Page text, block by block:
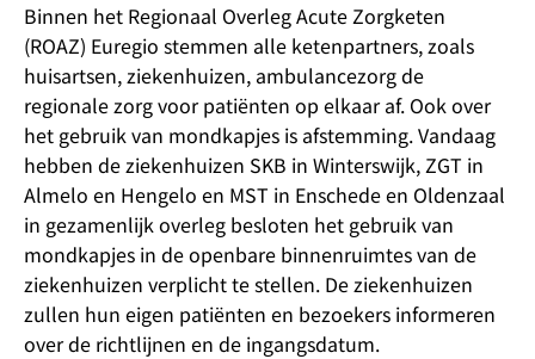
Binnen het Regionaal Overleg Acute Zorgketen
(ROAZ) Euregio stemmen alle ketenpartners, zoals
huisartsen, ziekenhuizen, ambulancezorg de
regionale zorg voor patiënten op elkaar af. Ook over
het gebruik van mondkapjes is afstemming. Vandaag
hebben de ziekenhuizen SKB in Winterswijk, ZGT in
Almelo en Hengelo en MST in Enschede en Oldenzaal
in gezamenlijk overleg besloten het gebruik van
mondkapjes in de openbare binnenruimtes van de
ziekenhuizen verplicht te stellen. De ziekenhuizen
zullen hun eigen patiënten en bezoekers informeren
over de richtlijnen en de ingangsdatum.